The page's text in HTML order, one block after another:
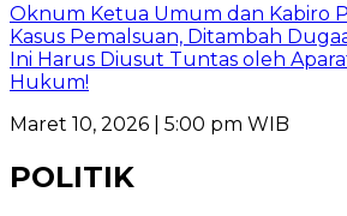
Oknum Ketua Umum dan Kabiro
Kasus Pemalsuan, Ditambah
Ini Harus Diusut Tuntas oleh
Hukum!
Maret 10, 2026 | 5:00 pm WIB
POLITIK